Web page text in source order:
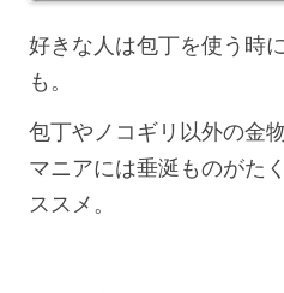
好きな人は包丁を使う時
も。
包丁やノコギリ以外の金
マニアには垂涎ものがた
ススメ。